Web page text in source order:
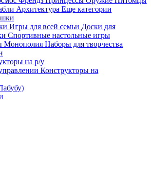
Архитектура Еще категории
Игры для всей семьи Доски для
Спортивные настольные игры
Монополия Наборы для творчества
на р/у
Конструкторы на